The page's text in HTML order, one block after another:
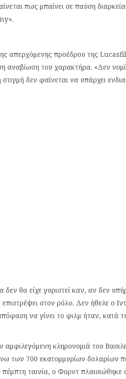
πως μπαίνει σε παύση
απερχόμενης προέδρου της
αναβίωση του χαρακτήρα. «Δεν
δεν φαίνεται να υπάρχει
θα είχε γυριστεί καν, αν δεν
στον ρόλο. Δεν ήθελε ο
να γίνει το φιλμ ήταν, κατά
κληρονομιά του
των 700 εκατομμυρίων δολαρίων
πέμπτη ταινία, ο Φορντ